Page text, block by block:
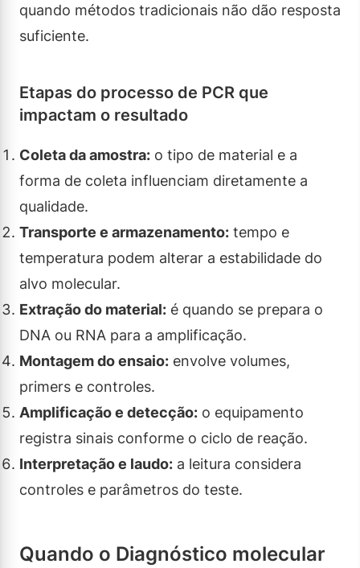
quando métodos tradicionais não dão resposta
suficiente.
Etapas do processo de PCR que
impactam o resultado
Coleta da amostra: o tipo de material e a
forma de coleta influenciam diretamente a
qualidade.
Transporte e armazenamento: tempo e
temperatura podem alterar a estabilidade do
alvo molecular.
Extração do material: é quando se prepara o
DNA ou RNA para a amplificação.
Montagem do ensaio: envolve volumes,
primers e controles.
Amplificação e detecção: o equipamento
registra sinais conforme o ciclo de reação.
Interpretação e laudo: a leitura considera
controles e parâmetros do teste.
Quando o Diagnóstico molecular